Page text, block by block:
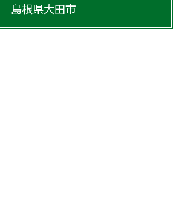
島根県大田市